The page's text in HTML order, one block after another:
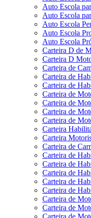
Auto Escola
Auto Escola
Auto Escola
Auto Escola
Auto Escola
Carteira D de
Carteira D
Carteira de
Carteira de
Carteira de
Carteira de
Carteira de
Carteira de
Carteira de
Carteira
Carteira
Carteira de
Carteira de
Carteira de
Carteira de
Carteira de
Carteira de
Carteira de
Carteira de